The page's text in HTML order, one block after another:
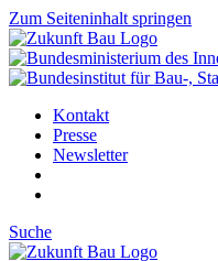
Zum Seiteninhalt springen
Kontakt
Presse
Newsletter
Suche